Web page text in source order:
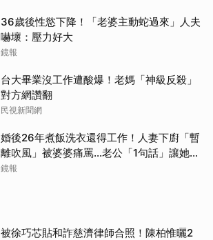
36歲後性慾下降！「老婆主動蛇過來」人夫
嚇壞：壓力好大
鏡報
台大畢業沒工作遭酸爆！老媽「神級反殺」
對方網讚翻
民視新聞網
婚後26年煮飯洗衣還得工作！人妻下廚「暫
離吹風」被婆婆痛罵…老公「1句話」讓她心
寒
鏡報
被徐巧芯貼和詐慈濟律師合照！陳柏惟曬2